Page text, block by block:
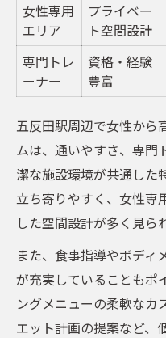
女性専用
エリア
プライベー
ト空間設計
専門トレ
ーナー
資格・経験
豊富
五反田駅周辺で女性から
ムは、通いやすさ、専門
潔な施設環境が共通した
立ち寄りやすく、女性専
した空間設計が多く見ら
また、食事指導やボディ
が充実していることもポ
ングメニューの柔軟なカ
エット計画の提案など、